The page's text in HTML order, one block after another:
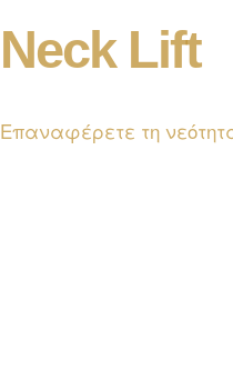
Neck Lift
Επαναφέρετε τη